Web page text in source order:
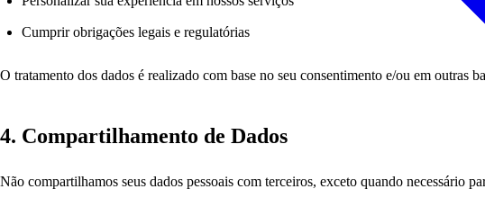
Cumprir obrigações legais e regulatórias
O tratamento dos dados é realizado com base no seu consentimento e/ou em outras
4. Compartilhamento de Dados
Não compartilhamos seus dados pessoais com terceiros, exceto quando necessário